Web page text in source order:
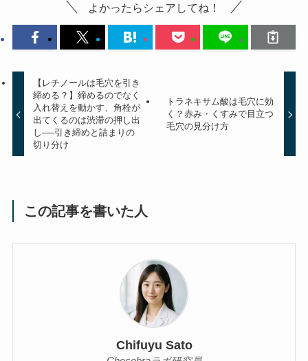
よかったらシェアしてね！
【レチノールは毛穴を引き
締める？】締めるのでなく
入れ替えを動かす、角栓が
出てくるのは渋滞の押し出
し──引き締めと詰まりの
切り分け
トラネキサム酸は毛穴に効
く？赤み・くすみで目立つ
毛穴の見分け方
この記事を書いた人
Chifuyu Sato